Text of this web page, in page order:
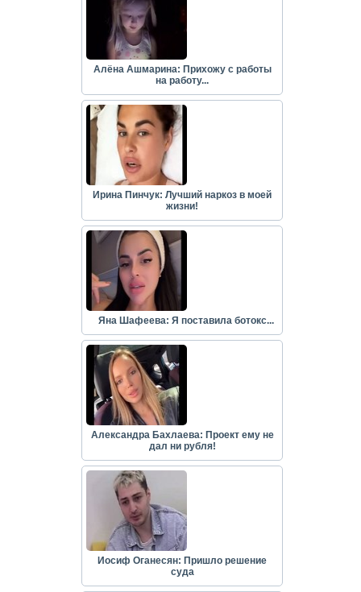
Алёна Ашмарина: Прихожу с работы
на работу...
Ирина Пинчук: Лучший наркоз в моей
жизни!
Яна Шафеева: Я поставила ботокс...
Александра Бахлаева: Проект ему не
дал ни рубля!
Иосиф Оганесян: Пришло решение
суда